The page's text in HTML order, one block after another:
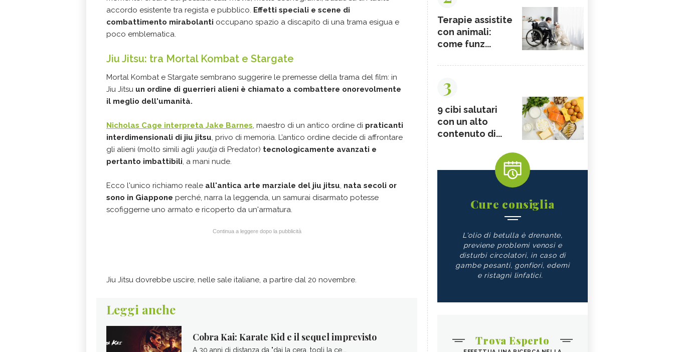
accordo esistente tra regista e pubblico. Effetti speciali e scene di
combattimento mirabolanti occupano spazio a discapito di una trama esigua e
poco emblematica.
Jiu Jitsu: tra Mortal Kombat e Stargate
Mortal Kombat e Stargate sembrano suggerire le premesse della trama del film: in
Jiu Jitsu un ordine di guerrieri alieni è chiamato a combattere onorevolmente
il meglio dell'umanità.
Nicholas Cage interpreta Jake Barnes, maestro di un antico ordine di praticanti
interdimensionali di jiu jitsu, privo di memoria. L’antico ordine decide di affrontare
gli alieni (molto simili agli yautja di Predator) tecnologicamente avanzati e
pertanto imbattibili, a mani nude.
Ecco l'unico richiamo reale all'antica arte marziale del jiu jitsu, nata secoli or
sono in Giappone perché, narra la leggenda, un samurai disarmato potesse
scofiggerne uno armato e ricoperto da un'armatura.
Continua a leggere dopo la pubblicità
Jiu Jitsu dovrebbe uscire, nelle sale italiane, a partire dal 20 novembre.
Leggi anche
Cobra Kai: Karate Kid e il sequel imprevisto
A 30 anni di distanza da "dai la cera, togli la ce...
Terapie assistite
con animali:
come funz...
3
9 cibi salutari
con un alto
contenuto di...
Cure consiglia
L'olio di betulla è drenante,
previene problemi venosi e
disturbi circolatori, in caso di
gambe pesanti, gonfiori, edemi
e ristagni linfatici.
Trova Esperto